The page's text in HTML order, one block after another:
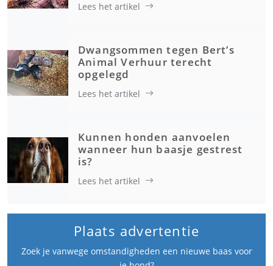
Lees het artikel
Dwangsommen tegen Bert’s
Animal Verhuur terecht
opgelegd
Lees het artikel
Kunnen honden aanvoelen
wanneer hun baasje gestrest
is?
Lees het artikel
Plaats advertentie
Zoek je vanwege omstandigheden een nieuwe baas voor